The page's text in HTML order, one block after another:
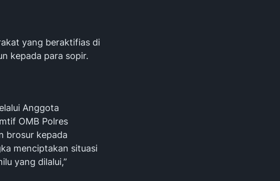
yang beraktifias di
kepada para sopir.
Anggota
OMB Polres
brosur kepada
menciptakan situasi
yang dilalui,”